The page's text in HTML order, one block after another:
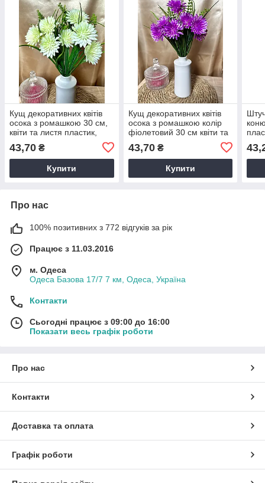
Кущ декоративних квітів
осока з ромашкою 30 см,
квіти та листя пластик,
квітки 6 см
43,70 ₴
Купити
Кущ декоративних квітів
осока з ромашкою колір
фіолетовий 30 см квіти та
листя
43,70₴
Купити
Про нас
100% позитивних з 772 відгуків за рік
Працює з 11.03.2016
м. Одеса
Одеса Базова 17/7 7 км, Одеса, Україна
Контакти
Сьогодні працює з 09:00 до 16:00
Показати весь графік роботи
Про нас
Контакти
Доставка та оплата
Графік роботи